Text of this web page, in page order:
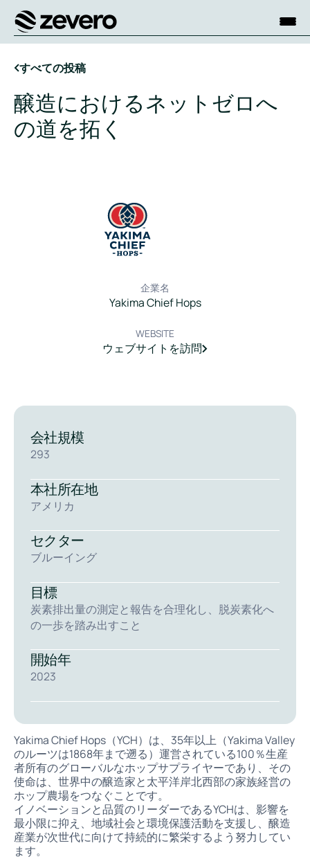
ホーム
すべての投稿
醸造におけるネットゼロへ
の道を拓く
企業名
Yakima Chief Hops
WEBSITE
ウェブサイトを訪問
会社規模
293
本社所在地
アメリカ
セクター
ブルーイング
目標
炭素排出量の測定と報告を合理化し、脱炭素化へ
の一歩を踏み出すこと
開始年
2023
Yakima Chief Hopsとは
Yakima Chief Hops（YCH）は、35年以上（Yakima Valley
のルーツは1868年まで遡る）運営されている100％生産
者所有のグローバルなホップサプライヤーであり、その
使命は、世界中の醸造家と太平洋岸北西部の家族経営の
ホップ農場をつなぐことです。
イノベーションと品質のリーダーであるYCHは、影響を
最小限に抑え、地域社会と環境保護活動を支援し、醸造
産業が次世代に向けて持続的に繁栄するよう努力してい
ます。